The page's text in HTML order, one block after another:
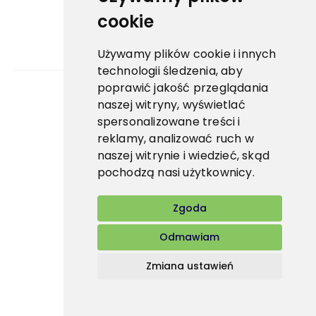
cookie
Używamy plików cookie i innych
technologii śledzenia, aby
poprawić jakość przeglądania
naszej witryny, wyświetlać
spersonalizowane treści i
reklamy, analizować ruch w
naszej witrynie i wiedzieć, skąd
pochodzą nasi użytkownicy.
Zgoda
Odmawiam
Zmiana ustawień
Bidfood Czech Republic s.r.o.